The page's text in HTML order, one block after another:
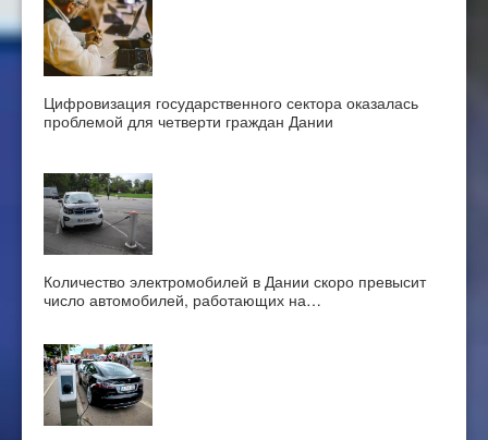
Цифровизация государственного сектора оказалась
проблемой для четверти граждан Дании
Количество электромобилей в Дании скоро превысит
число автомобилей, работающих на…